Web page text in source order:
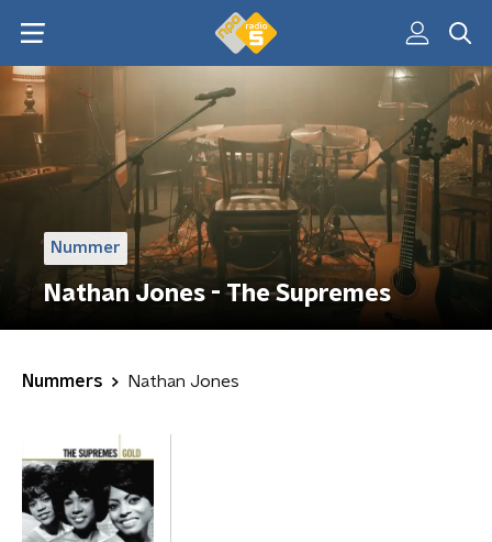
Nummer
Nathan Jones - The Supremes
Nummers Nathan Jones